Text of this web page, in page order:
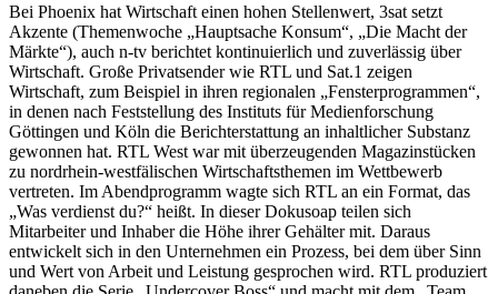
Bei Phoenix hat Wirtschaft einen hohen Stellenwert, 3sat setzt
Akzente (Themenwoche „Hauptsache Konsum“, „Die Macht der
Märkte“), auch n-tv berichtet kontinuierlich und zuverlässig über
Wirtschaft. Große Privatsender wie RTL und Sat.1 zeigen
Wirtschaft, zum Beispiel in ihren regionalen „Fensterprogrammen“,
in denen nach Feststellung des Instituts für Medienforschung
Göttingen und Köln die Berichterstattung an inhaltlicher Substanz
gewonnen hat. RTL West war mit überzeugenden Magazinstücken
zu nordrhein-westfälischen Wirtschaftsthemen im Wettbewerb
vertreten. Im Abendprogramm wagte sich RTL an ein Format, das
„Was verdienst du?“ heißt. In dieser Dokusoap teilen sich
Mitarbeiter und Inhaber die Höhe ihrer Gehälter mit. Daraus
entwickelt sich in den Unternehmen ein Prozess, bei dem über Sinn
und Wert von Arbeit und Leistung gesprochen wird. RTL produziert